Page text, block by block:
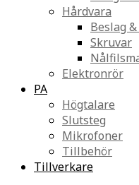
Hårdvara
Beslag
Skruvar
Elektronrör
PA
Högtalare
Slutsteg
Mikrofoner
Tillbehör
Tillverkare